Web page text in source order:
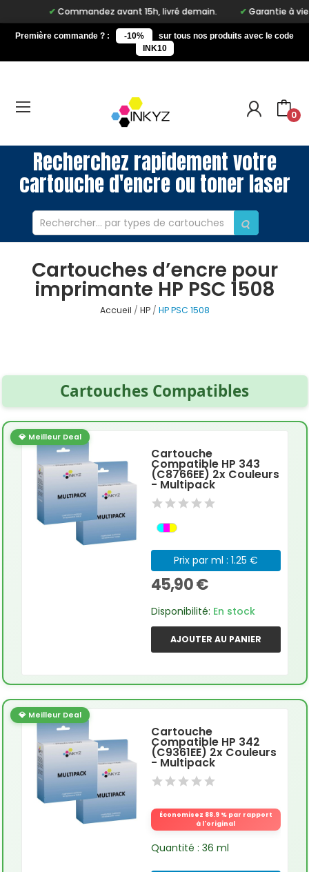
Commandez avant 15h, livré demain. Garantie à vie sur
Première commande ? : -10%
sur tous nos produits avec le code
INK10
0
Recherchez rapidement votre
cartouche d'encre ou toner laser
Cartouches d’encre pour
imprimante HP PSC 1508
Accueil HP HP PSC 1508
Cartouches Compatibles
💎 Meilleur Deal
Cartouche
Compatible HP 343
(C8766EE) 2x Couleurs
- Multipack
Prix par ml : 1.25 €
45,90 €
Disponibilité: En stock
AJOUTER AU PANIER
💎 Meilleur Deal
Cartouche
Compatible HP 342
(C9361EE) 2x Couleurs
- Multipack
Économisez 88.9 % par rapport
à l'original
Quantité : 36 ml